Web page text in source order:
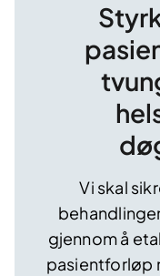
Vi skal
gjennom å
pasientforløp